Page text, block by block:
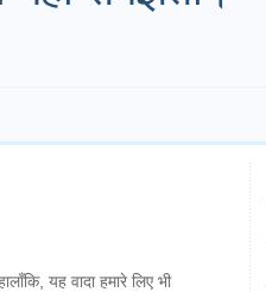
यह वादा हमारे लिए भी